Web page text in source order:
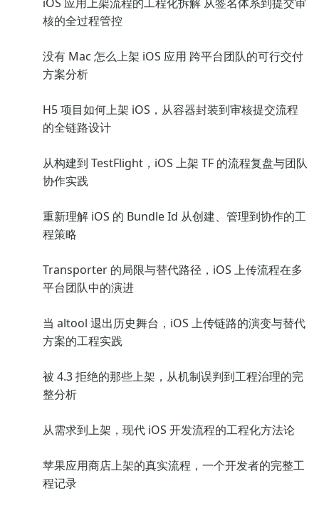
核的全过程管控
没有 Mac 怎么上架 iOS 应用 跨平台团队的可行交付
方案分析
H5 项目如何上架 iOS，从容器封装到审核提交流程
的全链路设计
从构建到 TestFlight，iOS 上架 TF 的流程复盘与团队
协作实践
重新理解 iOS 的 Bundle Id 从创建、管理到协作的工
程策略
Transporter 的局限与替代路径，iOS 上传流程在多
平台团队中的演进
当 altool 退出历史舞台，iOS 上传链路的演变与替代
方案的工程实践
被 4.3 拒绝的那些上架，从机制误判到工程治理的完
整分析
从需求到上架，现代 iOS 开发流程的工程化方法论
苹果应用商店上架的真实流程，一个开发者的完整工
程记录